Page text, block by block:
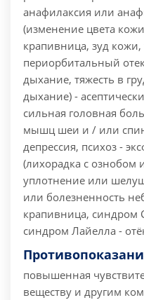
анафилаксия или
(изменение цвета
крапивница, зуд кожи,
периорбитальный
дыхание, тяжесть в
дыхание) -
сильная головная
мышц шеи и / или
депрессия, психоз -
(лихорадка с ознобом
уплотнение или
или болезненность
крапивница, синдром
синдром Лайелла -
повышенная
веществу и другим